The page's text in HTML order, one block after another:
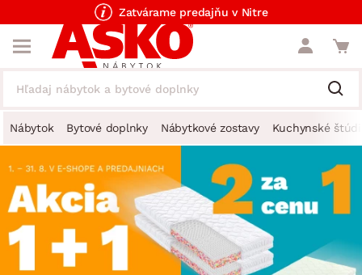
Zatvárame predajňu v Nitre
Nábytok Bytové doplnky Nábytkové zostavy Kuchynské